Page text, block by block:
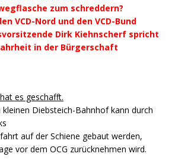
zum schreddern?
VCD-Nord und den VCD-Bund
Dirk Kiehnscherf spricht
in der Bürgerschaft
es geschafft.
kleinen Diebsteich-Bahnhof kann durch
auf der Schiene gebaut werden,
vor dem OCG zurücknehmen wird.